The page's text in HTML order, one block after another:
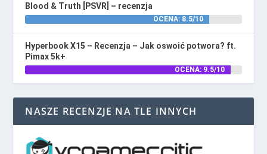
Blood & Truth [PSVR] – recenzja
OCENA: 8.5/10
Hyperbook X15 – Recenzja – Jak oswoić potwora? ft.
Pimax 5k+
OCENA: 9.5/10
NASZE RECENZJE NA TLE INNYCH